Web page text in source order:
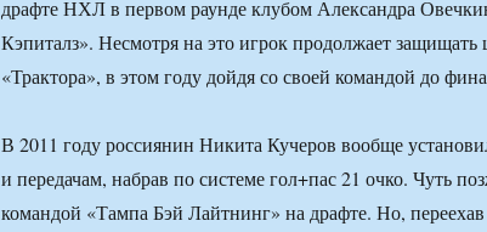
драфте НХЛ в первом раунде клубом Александра
Кэпиталз». Несмотря на это игрок продолжает защищать
«Трактора», в этом году дойдя со своей командой до
В 2011 году россиянин Никита Кучеров вообще
и передачам, набрав по системе гол+пас 21 очко. Чуть
командой «Тампа Бэй Лайтнинг» на драфте. Но, переехав